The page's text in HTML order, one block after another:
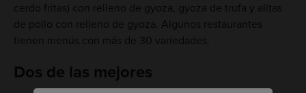
cerdo fritas) con relleno de gyoza, gyoza de trufa y alitas
de pollo con relleno de gyoza. Algunos restaurantes
tienen menús con más de 30 variedades.
Dos de las mejores